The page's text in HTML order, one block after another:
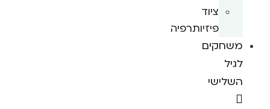
ציוד
פיזיותרפיה
משחקים
לגיל
השלישי